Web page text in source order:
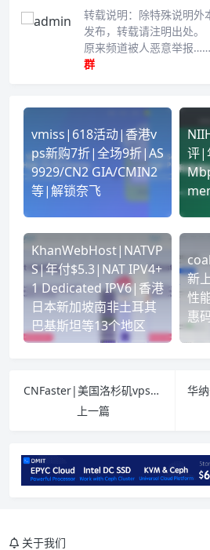
转载说明： 除特殊说明外
发布，转载请注明出处。
原来频道被人恶意举报……
群
vmiss|618活动|香港v
ps新购7折|全场9折|AS
9929/CN2 GIA/CMIN2
等|解锁奈飞
评|
KhanWebHost|NATVP
S|年付$5.3|NAT IPV4+
1 Dedicated IPV6|香港
日本新加坡南非土耳其
巴基斯坦等13个地区
新
性
惠
CNFaster|美国洛杉矶vps测评|三网CN2GIA|原生IP|200Mbps带宽|季付￥82.43|解锁奈飞&ChatGPT&TikTok
上一篇
关于我们